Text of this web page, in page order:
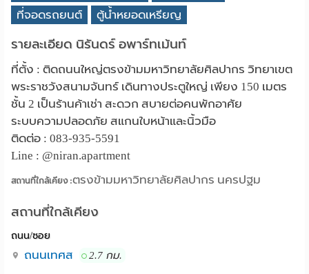
ที่จอดรถยนต์
ตู้น้ำหยอดเหรียญ
รายละเอียด นิรันดร์ อพาร์ทเม้นท์
ที่ตั้ง : ติดถนนใหญ่ตรงข้ามมหาวิทยาลัยศิลปากร วิทยาเขต
พระราชวังสนามจันทร์ เดินทางประตูใหญ่ เพียง 150 เมตร
ชั้น 2 เป็นร้านค้าเช่า สะดวก สบายต่อคนพักอาศัย
ระบบความปลอดภัย สแกนใบหน้าและนิ้วมือ
ติดต่อ : 083-935-5591
Line : @niran.apartment
สถานที่ใกล้เคียง :ตรงข้ามมหาวิทยาลัยศิลปากร นครปฐม
สถานที่ใกล้เคียง
ถนน/ซอย
ถนนเทศส 2.7 กม.